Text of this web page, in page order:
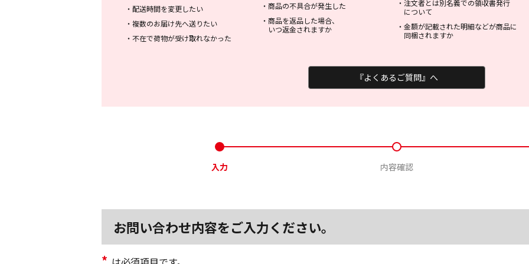
・ 配送時間を変更したい
・ 複数のお届け先へ送りたい
・ 不在で荷物が受け取れなかった
・ 商品の不具合が発生した
・ 商品を返品した場合、
いつ返金されますか
・ 注文者とは別名義での領収書発行
について
・ 金額が記載された明細などが商品に
同梱されますか
『よくあるご質問』へ
入力 内容確認
お問い合わせ内容をご入力ください。